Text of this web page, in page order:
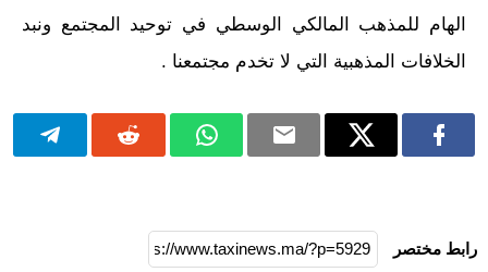
الهام للمذهب المالكي الوسطي في توحيد المجتمع ونبد
الخلافات المذهبية التي لا تخدم مجتمعنا .
رابط مختصر